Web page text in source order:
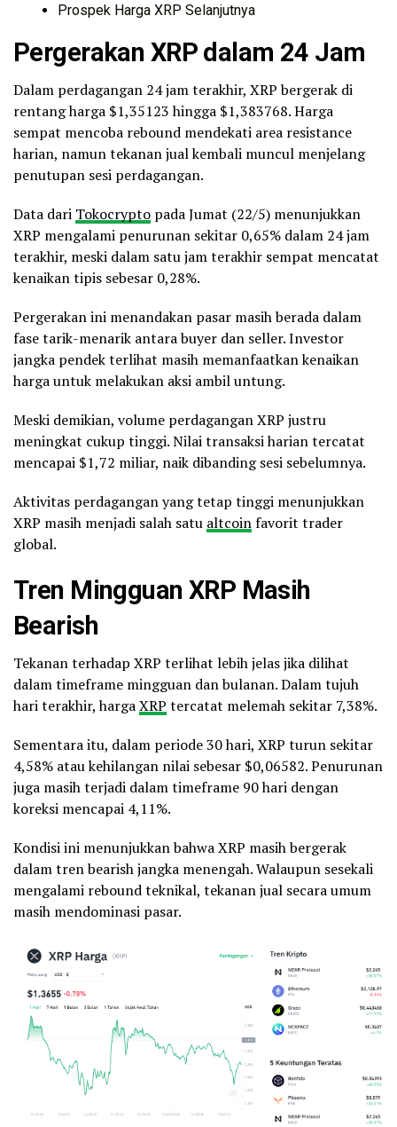
Prospek Harga XRP Selanjutnya
Pergerakan XRP dalam 24 Jam
Dalam perdagangan 24 jam terakhir, XRP bergerak di
rentang harga $1,35123 hingga $1,383768. Harga
sempat mencoba rebound mendekati area resistance
harian, namun tekanan jual kembali muncul menjelang
penutupan sesi perdagangan.
Data dari Tokocrypto pada Jumat (22/5) menunjukkan
XRP mengalami penurunan sekitar 0,65% dalam 24 jam
terakhir, meski dalam satu jam terakhir sempat mencatat
kenaikan tipis sebesar 0,28%.
Pergerakan ini menandakan pasar masih berada dalam
fase tarik-menarik antara buyer dan seller. Investor
jangka pendek terlihat masih memanfaatkan kenaikan
harga untuk melakukan aksi ambil untung.
Meski demikian, volume perdagangan XRP justru
meningkat cukup tinggi. Nilai transaksi harian tercatat
mencapai $1,72 miliar, naik dibanding sesi sebelumnya.
Aktivitas perdagangan yang tetap tinggi menunjukkan
XRP masih menjadi salah satu altcoinfavorit trader
global.
Tren Mingguan XRP Masih
Bearish
Tekanan terhadap XRP terlihat lebih jelas jika dilihat
dalam timeframe mingguan dan bulanan. Dalam tujuh
hari terakhir, hargaXRP tercatat melemah sekitar 7,38%.
Sementara itu, dalam periode 30 hari, XRP turun sekitar
4,58% atau kehilangan nilai sebesar $0,06582. Penurunan
juga masih terjadi dalam timeframe 90 hari dengan
koreksi mencapai 4,11%.
Kondisi ini menunjukkan bahwa XRP masih bergerak
dalam tren bearish jangka menengah. Walaupun sesekali
mengalami rebound teknikal, tekanan jual secara umum
masih mendominasi pasar.